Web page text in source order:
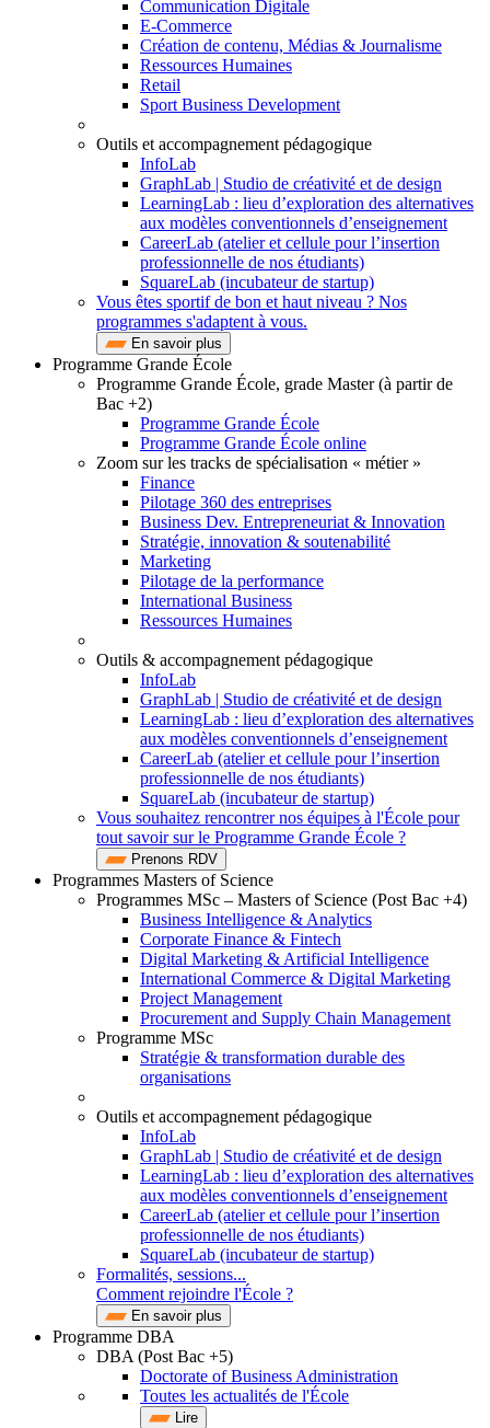
Communication Digitale
E-Commerce
Création de contenu, Médias & Journalisme
Ressources Humaines
Retail
Sport Business Development
Outils et accompagnement pédagogique
InfoLab
GraphLab | Studio de créativité et de design
LearningLab : lieu d’exploration des alternatives
aux modèles conventionnels d’enseignement
CareerLab (atelier et cellule pour l’insertion
professionnelle de nos étudiants)
SquareLab (incubateur de startup)
Vous êtes sportif de bon et haut niveau ? Nos
programmes s'adaptent à vous.
En savoir plus
Programme Grande École
Programme Grande École, grade Master (à partir de
Bac +2)
Programme Grande École
Programme Grande École online
Zoom sur les tracks de spécialisation « métier »
Finance
Pilotage 360 des entreprises
Business Dev. Entrepreneuriat & Innovation
Stratégie, innovation & soutenabilité
Marketing
Pilotage de la performance
International Business
Ressources Humaines
Outils & accompagnement pédagogique
InfoLab
GraphLab | Studio de créativité et de design
LearningLab : lieu d’exploration des alternatives
aux modèles conventionnels d’enseignement
CareerLab (atelier et cellule pour l’insertion
professionnelle de nos étudiants)
SquareLab (incubateur de startup)
Vous souhaitez rencontrer nos équipes à l'École pour
tout savoir sur le Programme Grande École ?
Prenons RDV
Programmes Masters of Science
Programmes MSc – Masters of Science (Post Bac +4)
Business Intelligence & Analytics
Corporate Finance & Fintech
Digital Marketing & Artificial Intelligence
International Commerce & Digital Marketing
Project Management
Procurement and Supply Chain Management
Programme MSc
Stratégie & transformation durable des
organisations
Outils et accompagnement pédagogique
InfoLab
GraphLab | Studio de créativité et de design
LearningLab : lieu d’exploration des alternatives
aux modèles conventionnels d’enseignement
CareerLab (atelier et cellule pour l’insertion
professionnelle de nos étudiants)
SquareLab (incubateur de startup)
Formalités, sessions...
Comment rejoindre l'École ?
En savoir plus
Programme DBA
DBA (Post Bac +5)
Doctorate of Business Administration
Toutes les actualités de l'École
Lire